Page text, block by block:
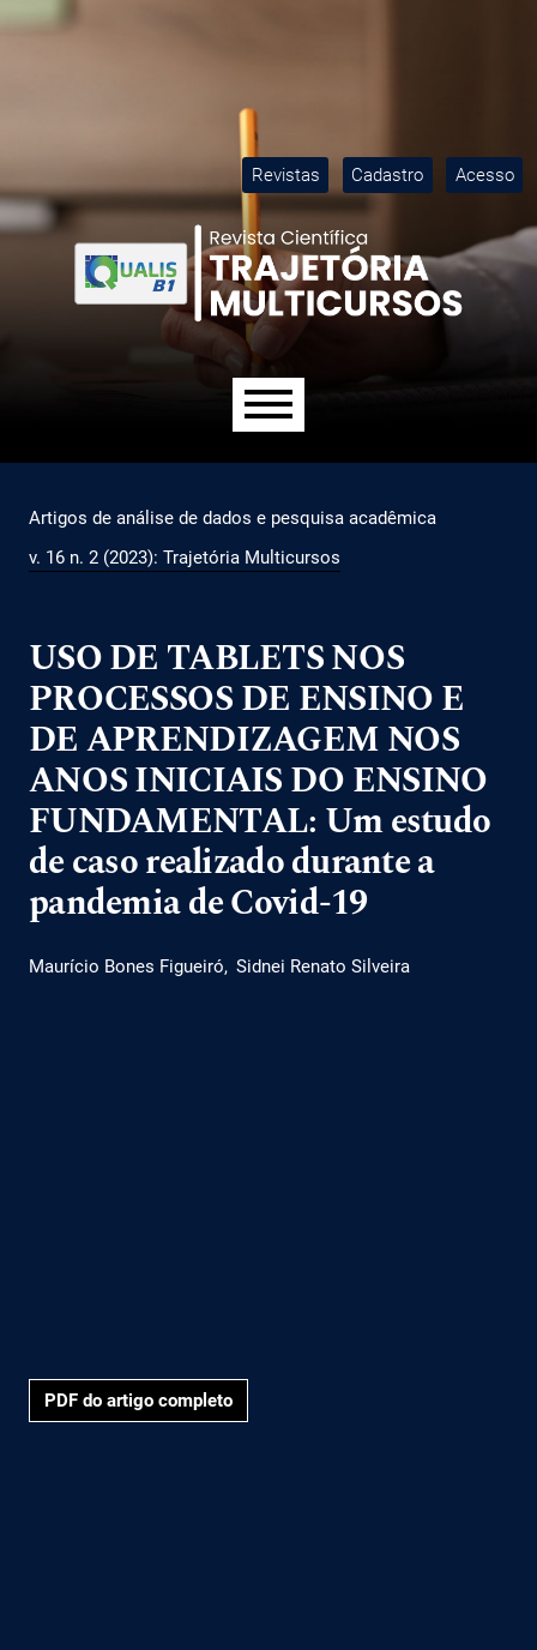
Ir para o menu de navegação principal
Ir para o conteúdo principal
Ir para o rodapé
Revistas Cadastro Acesso
Artigos de análise de dados e pesquisa acadêmica
v. 16 n. 2 (2023): Trajetória Multicursos
USO DE TABLETS NOS
PROCESSOS DE ENSINO E
DE APRENDIZAGEM NOS
ANOS INICIAIS DO ENSINO
FUNDAMENTAL: Um estudo
de caso realizado durante a
pandemia de Covid-19
Maurício Bones Figueiró Sidnei Renato Silveira
PDF do artigo completo